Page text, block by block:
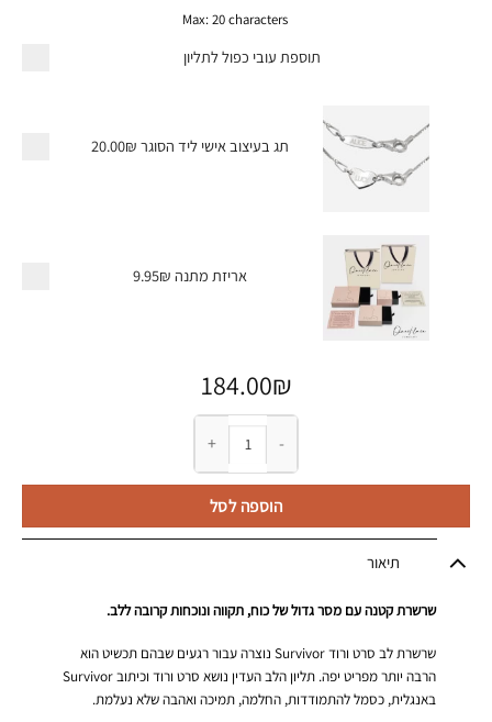
Max: 20 characters
תוספת עובי כפול לתליון
תג בעיצוב אישי ליד הסוגר 20.00₪
אריזת מתנה 9.95₪
184.00₪
כמות של שרשרת לב סרט ורוד Survivor
הוספה לסל
תיאור
שרשרת קטנה עם מסר גדול של כוח, תקווה ונוכחות קרובה ללב.
שרשרת לב סרט ורוד Survivor נוצרה עבור רגעים שבהם תכשיט הוא
הרבה יותר מפריט יפה. תליון הלב העדין נושא סרט ורוד וכיתוב Survivor
באנגלית, כסמל להתמודדות, החלמה, תמיכה ואהבה שלא נעלמת.